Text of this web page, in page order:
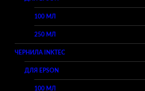
100 МЛ
250 МЛ
ЧЕРНИЛА INKTEC
ДЛЯ EPSON
100 МЛ